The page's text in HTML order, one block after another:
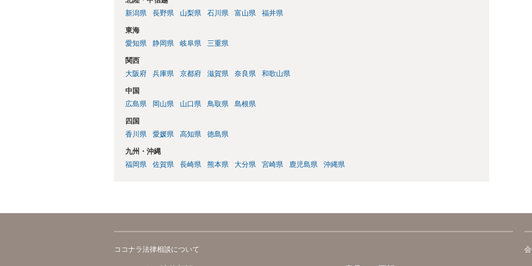
新潟県
長野県 山梨県 石川県 富山県 福井県
東海
愛知県
静岡県 岐阜県 三重県
関西
大阪府
兵庫県 京都府 滋賀県 奈良県 和歌山県
中国
広島県
岡山県 山口県 鳥取県 島根県
四国
香川県
愛媛県 高知県 徳島県
九州・沖縄
福岡県
佐賀県 長崎県 熊本県 大分県 宮崎県 鹿児島県 沖縄県
ココナラ法律相談について